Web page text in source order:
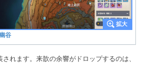
谷
れます。来歆の余響がドロップするのは、